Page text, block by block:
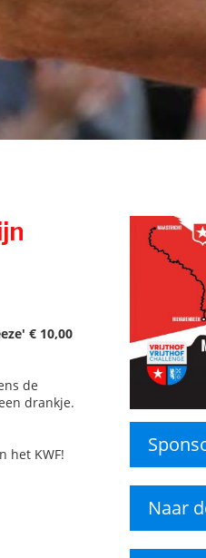
€ 10,00
de
drankje.
het KWF!